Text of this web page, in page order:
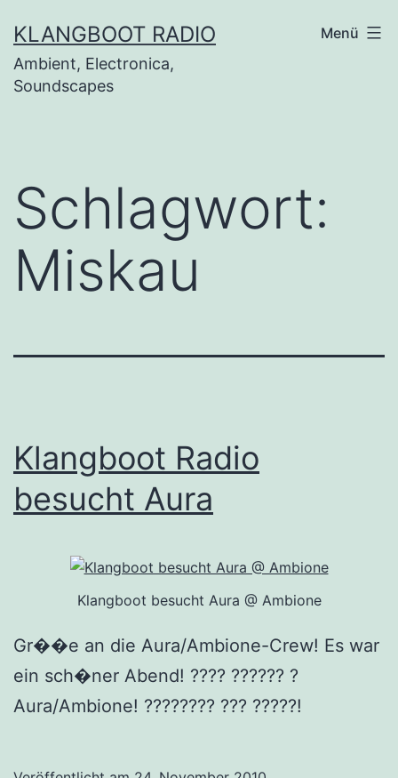
Inhalt
springen
KLANGBOOT RADIO
Ambient, Electronica,
Soundscapes
Menü
Schlagwort:
Miskau
Klangboot Radio
besucht Aura
Klangboot besucht Aura @ Ambione
Gr��e an die Aura/Ambione-Crew! Es war
ein sch�ner Abend! ???? ?????? ?
Aura/Ambione! ???????? ??? ?????!